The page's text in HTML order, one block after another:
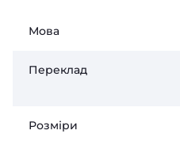
Мова
Переклад
Розміри